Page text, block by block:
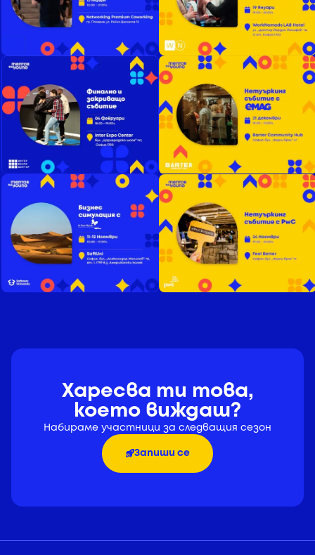
Харесва ти това,
което виждаш?
Набираме участници за следващия сезон
Запиши се